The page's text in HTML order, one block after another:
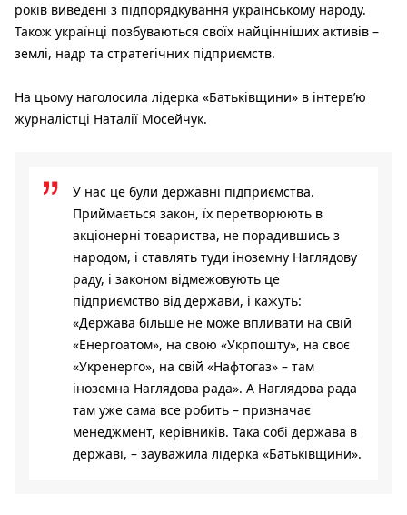
років виведені з підпорядкування українському народу.
Також українці позбуваються своїх найцінніших активів –
землі, надр та стратегічних підприємств.
На цьому наголосила лідерка «Батьківщини» в інтерв’ю
журналістці Наталії Мосейчук.
У нас це були державні підприємства.
Приймається закон, їх перетворюють в
акціонерні товариства, не порадившись з
народом, і ставлять туди іноземну Наглядову
раду, і законом відмежовують це
підприємство від держави, і кажуть:
«Держава більше не може впливати на свій
«Енергоатом», на свою «Укрпошту», на своє
«Укренерго», на свій «Нафтогаз» – там
іноземна Наглядова рада». А Наглядова рада
там уже сама все робить – призначає
менеджмент, керівників. Така собі держава в
державі, – зауважила лідерка «Батьківщини».